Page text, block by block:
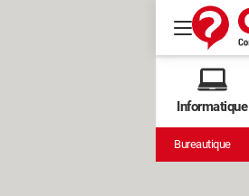
Informatique
Bureautique